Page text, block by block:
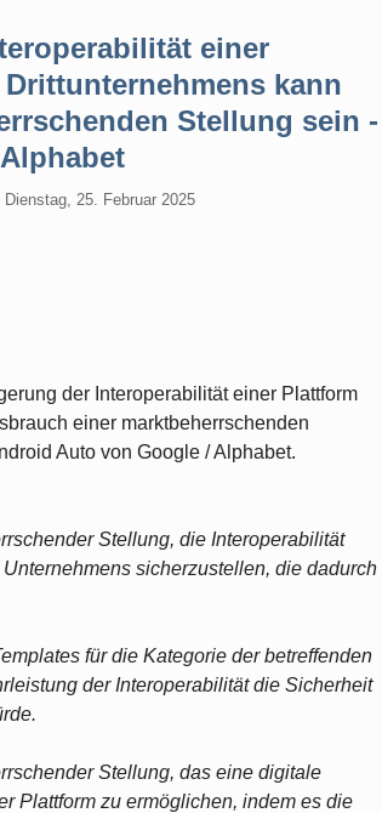
einer
kann
Stellung sein -
Dienstag, 25. Februar 2025
der Interoperabilität einer Plattform
einer marktbeherrschenden
Auto von Google / Alphabet.
Stellung, die Interoperabilität
sicherzustellen, die dadurch
für die Kategorie der betreffenden
der Interoperabilität die Sicherheit
Stellung, das eine digitale
Plattform zu ermöglichen, indem es die